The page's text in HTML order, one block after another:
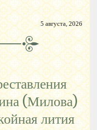
5 августа, 2026
(Милова)
лития